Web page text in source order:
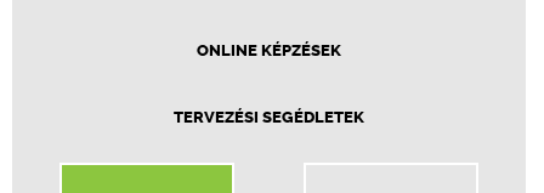
ONLINE KÉPZÉSEK
TERVEZÉSI SEGÉDLETEK